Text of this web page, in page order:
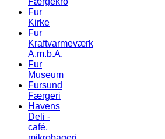
Fur
Kirke
Fur
Kraftvarmeværk
A.m.b.A.
Fur
Museum
Fursund
Færgeri
Havens
Deli -
café,